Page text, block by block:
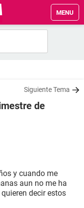
MENU
Siguiente Tema
de
y cuando me
aun no me ha
decir estos